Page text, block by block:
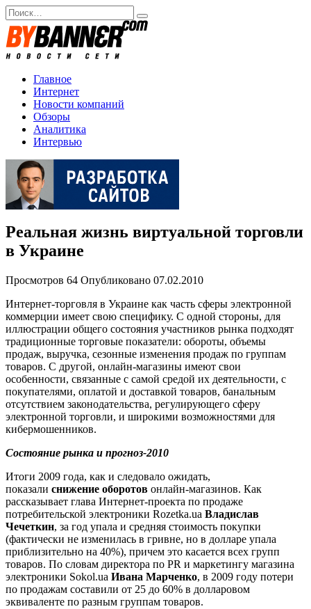
Перейти
к
содержанию
Search
for:
Главное
Интернет
Новости компаний
Обзоры
Аналитика
Интервью
Реальная жизнь виртуальной торговли
в Украине
Просмотров 64 Опубликовано 07.02.2010
Интернет-торговля в Украине как часть сферы электронной
коммерции имеет свою специфику. С одной стороны, для
иллюстрации общего состояния участников рынка подходят
традиционные торговые показатели: обороты, объемы
продаж, выручка, сезонные изменения продаж по группам
товаров. С другой, онлайн-магазины имеют свои
особенности, связанные с самой средой их деятельности, с
покупателями, оплатой и доставкой товаров, банальным
отсутствием законодательства, регулирующего сферу
электронной торговли, и широкими возможностями для
кибермошенников.
Состояние рынка и прогноз-2010
Итоги 2009 года, как и следовало ожидать,
показали снижение оборотов онлайн-магазинов. Как
рассказывает глава Интернет-проекта по продаже
потребительской электроники Rozetka.ua Владислав
Чечеткин, за год упала и средняя стоимость покупки
(фактически не изменилась в гривне, но в долларе упала
приблизительно на 40%), причем это касается всех групп
товаров. По словам директора по PR и маркетингу магазина
электроники Sokol.ua Ивана Марченко, в 2009 году потери
по продажам составили от 25 до 60% в долларовом
эквиваленте по разным группам товаров.